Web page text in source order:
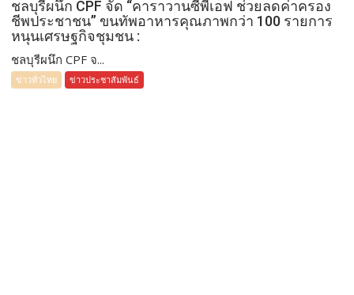
ชลบุรีผนึก CPF จัด “คาราวานซีพีเอฟ ช่วยลดค่าครอง
ชีพประชาชน” ขนทัพอาหารคุณภาพกว่า 100 รายการ
หนุนเศรษฐกิจชุมชน :
ชลบุรีผนึก CPF จ...
ข่าวทั่วไทย ข่าวประชาสัมพันธ์